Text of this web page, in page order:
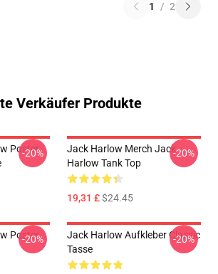
1 / 2
Verkäufer Produkte
Poster
-20%
Jack Harlow Merch Jack
Harlow Tank Top
19,31 £$24.45
-20%
Poster
-20%
Jack Harlow Aufkleber Classic
Tasse
-20%